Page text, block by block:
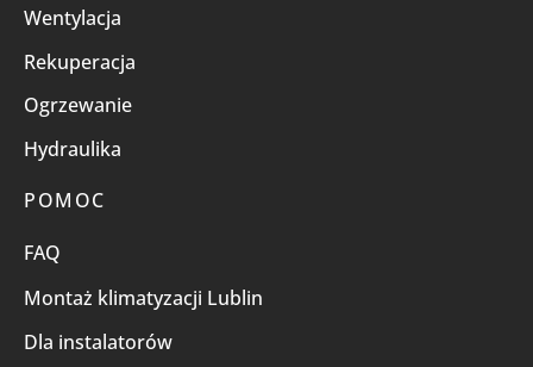
Wentylacja
Rekuperacja
Ogrzewanie
Hydraulika
POMOC
FAQ
Montaż klimatyzacji Lublin
Dla instalatorów